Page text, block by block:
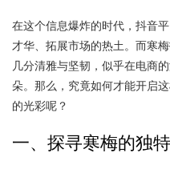
在这个信息爆炸的时代，抖音
才华、拓展市场的热土。而寒
几分清雅与坚韧，似乎在电商
朵。那么，究竟如何才能开启
的光彩呢？
一、探寻寒梅的独